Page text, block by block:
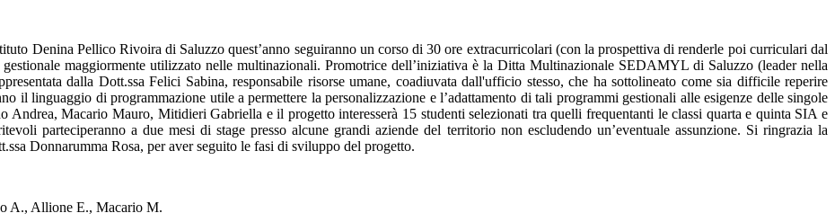
Denina Pellico Rivoira di Saluzzo quest’anno seguiranno un corso di 30 ore extracurricolari (con la prospettiva di renderle poi curriculari dal
maggiormente utilizzato nelle multinazionali. Promotrice dell’iniziativa è la Ditta Multinazionale SEDAMYL di Saluzzo (leader nella
dalla Dott.ssa Felici Sabina, responsabile risorse umane, coadiuvata dall'ufficio stesso, che ha sottolineato come sia difficile reperire
il linguaggio di programmazione utile a permettere la personalizzazione e l’adattamento di tali programmi gestionali alle esigenze delle singole
Macario Mauro, Mitidieri Gabriella e il progetto interesserà 15 studenti selezionati tra quelli frequentanti le classi quarta e quinta SIA e
parteciperanno a due mesi di stage presso alcune grandi aziende del territorio non escludendo un’eventuale assunzione. Si ringrazia la
Donnarumma Rosa, per aver seguito le fasi di sviluppo del progetto.
A., Allione E., Macario M.